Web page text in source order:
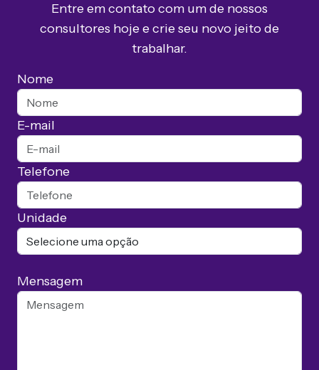
Entre em contato com um de nossos
consultores hoje e crie seu novo jeito de
trabalhar.
Nome
E-mail
Telefone
Unidade
Mensagem